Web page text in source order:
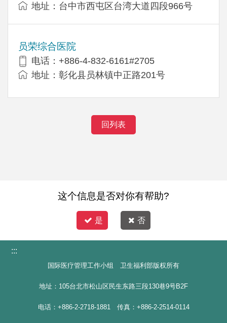
地址：台中市西屯区台湾大道四段966号
员荣综合医院
电话：+886-4-832-6161#2705
地址：彰化县员林镇中正路201号
回列表
这个信息是否对你有帮助?
是 否
:::
国际医疗管理工作小组 卫生福利部版权所有
地址：105台北市松山区民生东路三段130巷9号B2F
电话：+886-2-2718-1881 传真：+886-2-2514-0114